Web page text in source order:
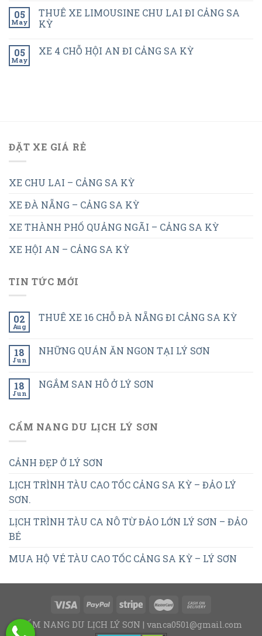
05
May
THUÊ XE LIMOUSINE CHU LAI ĐI CẢNG SA
KỲ
05
May
XE 4 CHỖ HỘI AN ĐI CẢNG SA KỲ
ĐẶT XE GIÁ RẺ
XE CHU LAI – CẢNG SA KỲ
XE ĐÀ NẴNG – CẢNG SA KỲ
XE THÀNH PHỐ QUẢNG NGÃI – CẢNG SA KỲ
XE HỘI AN – CẢNG SA KỲ
TIN TỨC MỚI
02
Aug
THUÊ XE 16 CHỖ ĐÀ NẴNG ĐI CẢNG SA KỲ
18
Jun
NHỮNG QUÁN ĂN NGON TẠI LÝ SƠN
18
Jun
NGẮM SAN HÔ Ở LÝ SƠN
CẨM NANG DU LỊCH LÝ SƠN
CẢNH ĐẸP Ở LÝ SƠN
LỊCH TRÌNH TÀU CAO TỐC CẢNG SA KỲ – ĐẢO LÝ
SƠN.
LỊCH TRÌNH TÀU CA NÔ TỪ ĐẢO LỚN LÝ SƠN – ĐẢO
BÉ
MUA HỘ VÉ TÀU CAO TỐC CẢNG SA KỲ – LÝ SƠN
CẨM NANG DU LỊCH LÝ SƠN | vanca0501@gmail.com